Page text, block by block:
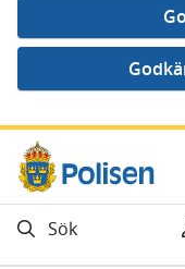
Gå direkt till innehåll
Sök